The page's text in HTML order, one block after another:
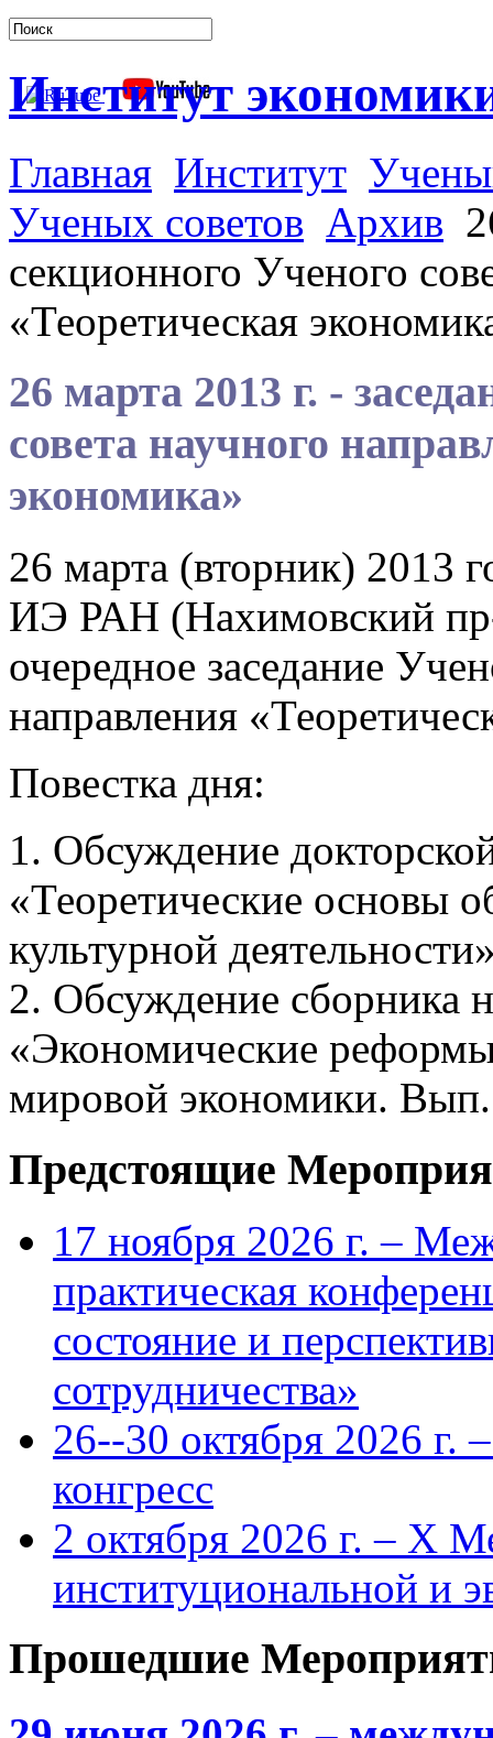
Институт
Главная Институт
Ученых советов Архив
секционного Ученого
«Теоретическая
26 марта 2013 г. -
совета научного
экономика»
26 марта (вторник) 2013
ИЭ РАН (Нахимовский пр-
очередное заседание
направления
Повестка дня:
1. Обсуждение
«Теоретические основы
культурной
2. Обсуждение сборника
«Экономические
мировой экономики.
Предстоящие
17 ноября 2026 г. –
практическая
состояние и
сотрудничества»
26--30 октября 2026 г.
конгресс
2 октября 2026 г. – X
институциональной и
Прошедшие